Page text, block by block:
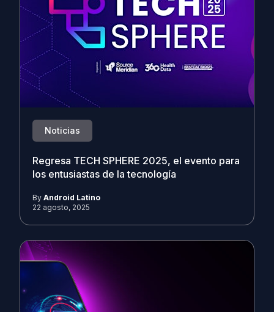
Noticias
Regresa TECH SPHERE 2025, el evento para
los entusiastas de la tecnología
By Android Latino
22 agosto, 2025